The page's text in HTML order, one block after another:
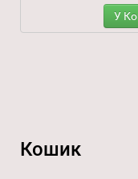
У
Кошик